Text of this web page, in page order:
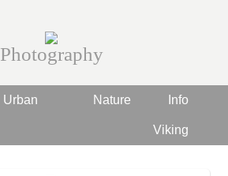
Photography
Urban Nature Info
Viking